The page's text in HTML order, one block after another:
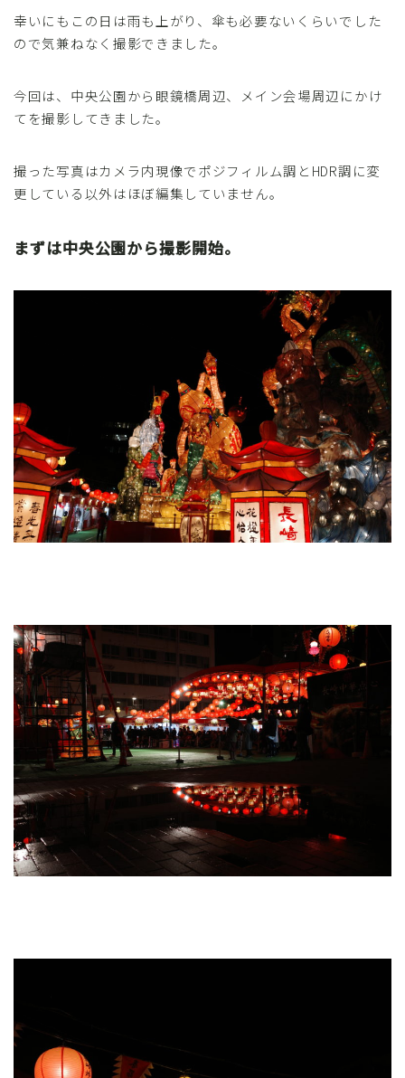
幸いにもこの日は雨も上がり、傘も必要ないくらいでした
ので気兼ねなく撮影できました。
今回は、中央公園から眼鏡橋周辺、メイン会場周辺にかけ
てを撮影してきました。
撮った写真はカメラ内現像でポジフィルム調とHDR調に変
更している以外はほぼ編集していません。
まずは中央公園から撮影開始。